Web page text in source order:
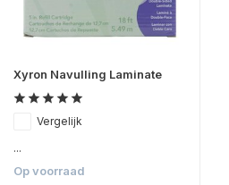
Xyron Navulling Laminate
Vergelijk
...
Op voorraad